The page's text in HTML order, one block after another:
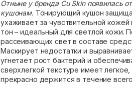
Отныне у бренда Cu Skin появилась
кушонам. Тонирующий кушон
ухаживает за чувствительной
тон – идеальный для светлой кожи.
рассеивающих свет в составе
Маскирует недостатки и
угнетает рост бактерий и
сверхлегкой текстуре имеет
прекрасно держится в течение